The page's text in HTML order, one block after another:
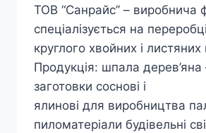
ТОВ “Санрайс” – виробнича
спеціалізується на
круглого хвойних і листяних
Продукція: шпала
заготовки соснові і
ялинові для виробництва
пиломатеріали будівельні